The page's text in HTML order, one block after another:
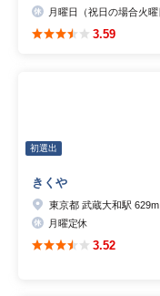
3.59
初選出
きくや
東京都 武蔵大和駅 629m
月曜定休
3.52